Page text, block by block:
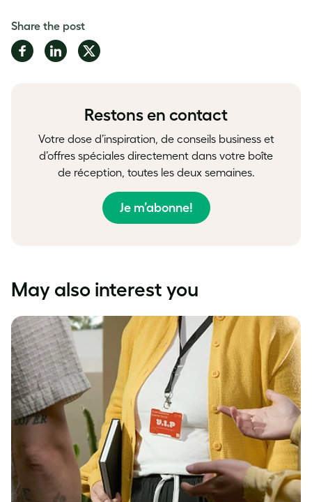
Share the post
Share
on
Share
on
Share
on
Restons en contact
Votre dose d’inspiration, de conseils business et
d’offres spéciales directement dans votre boîte
de réception, toutes les deux semaines.
Je m’abonne!
May also interest you